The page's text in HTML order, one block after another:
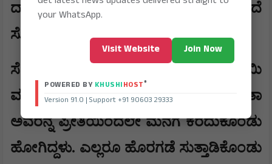
ದಾಖಲಿಸಿದರಾದರೂ,ಚಿಕಿತ್ಸೆ ಫಲಕಾರಿಯಾಗದೆ
ಸೋಮಸುಂದರ್ ಕೂಡ ಮೃತಪಟ್ಟಿದ್ದಾರೆ.
ಸೆಕ್ಯುರಿಟಿ ಗಾರ್ಡ್ ಹೇಳಿಕೆ: "ಮೊನ್ನೆ ತಂದೆ-ತಾಯಿ
ಮತ್ತು ತಂಗಿ ಹಳ್ಳಿಯಿಂದ ಬಂದಾಗ ಶ್ವೇತಾ
ಅವರನ್ನ ಪ್ರೀತಿಯಿಂದಲೇ ಮನೆಗೆ ಕರೆದುಕೊಂಡು
ಹೋಗಿದ್ದಳು. ಎಲ್ಲರೂ ಹೊರಗಡೆ ಸುತ್ತಾಡಿಕೊಂಡು
your WhatsApp.
Visit Website Join Now
POWERED BY KHUSHIHOST®
Version 91.0 | Support +91 90603 29333